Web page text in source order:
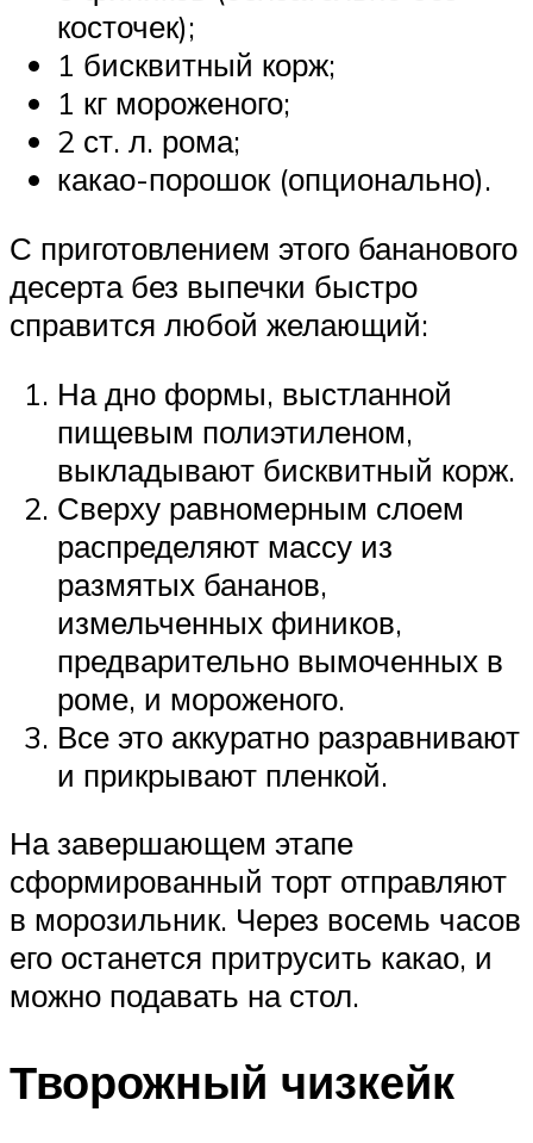
косточек);
1 бисквитный корж;
1 кг мороженого;
2 ст. л. рома;
какао-порошок (опционально).
С приготовлением этого бананового
десерта без выпечки быстро
справится любой желающий:
На дно формы, выстланной
пищевым полиэтиленом,
выкладывают бисквитный корж.
Сверху равномерным слоем
распределяют массу из
размятых бананов,
измельченных фиников,
предварительно вымоченных в
роме, и мороженого.
Все это аккуратно разравнивают
и прикрывают пленкой.
На завершающем этапе
сформированный торт отправляют
в морозильник. Через восемь часов
его останется притрусить какао, и
можно подавать на стол.
Творожный чизкейк